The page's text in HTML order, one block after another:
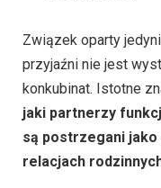
Związek oparty
przyjaźni nie jest
konkubinat. Istotne
jaki partnerzy
są postrzegani jako
relacjach